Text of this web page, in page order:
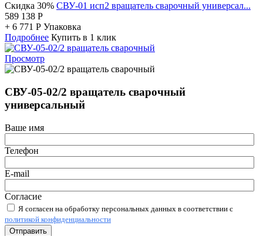
Скидка 30% СВУ-01 исп2 вращатель сварочный универсал...
589 138 Р
+ 6 771 Р Упаковка
Подробнее Купить в 1 клик
Просмотр
СВУ-05-02/2 вращатель сварочный
универсальный
Ваше имя
Телефон
E-mail
Согласие
Я согласен на обработку персональных данных в соответствии с
политикой конфиденциальности
Отправить